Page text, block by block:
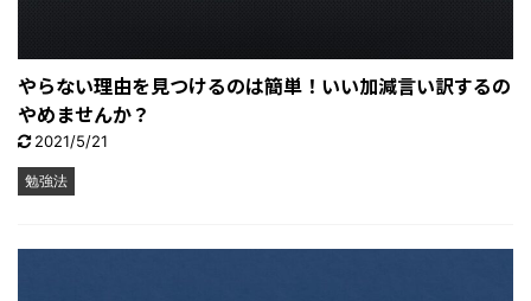
やらない理由を見つけるのは簡単！いい加減言い訳するの
やめませんか？
2021/5/21
勉強法